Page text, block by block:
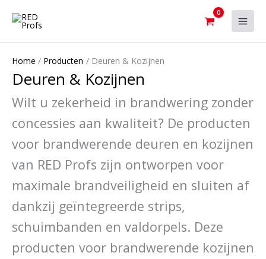
naar
Home
Producten Deuren & Kozijnen
Deuren & Kozijnen
Wilt u zekerheid in brandwering zonder
concessies aan kwaliteit? De producten
voor brandwerende deuren en kozijnen
van RED Profs zijn ontworpen voor
maximale brandveiligheid en sluiten af
dankzij geïntegreerde strips,
schuimbanden en valdorpels. Deze
producten voor brandwerende kozijnen